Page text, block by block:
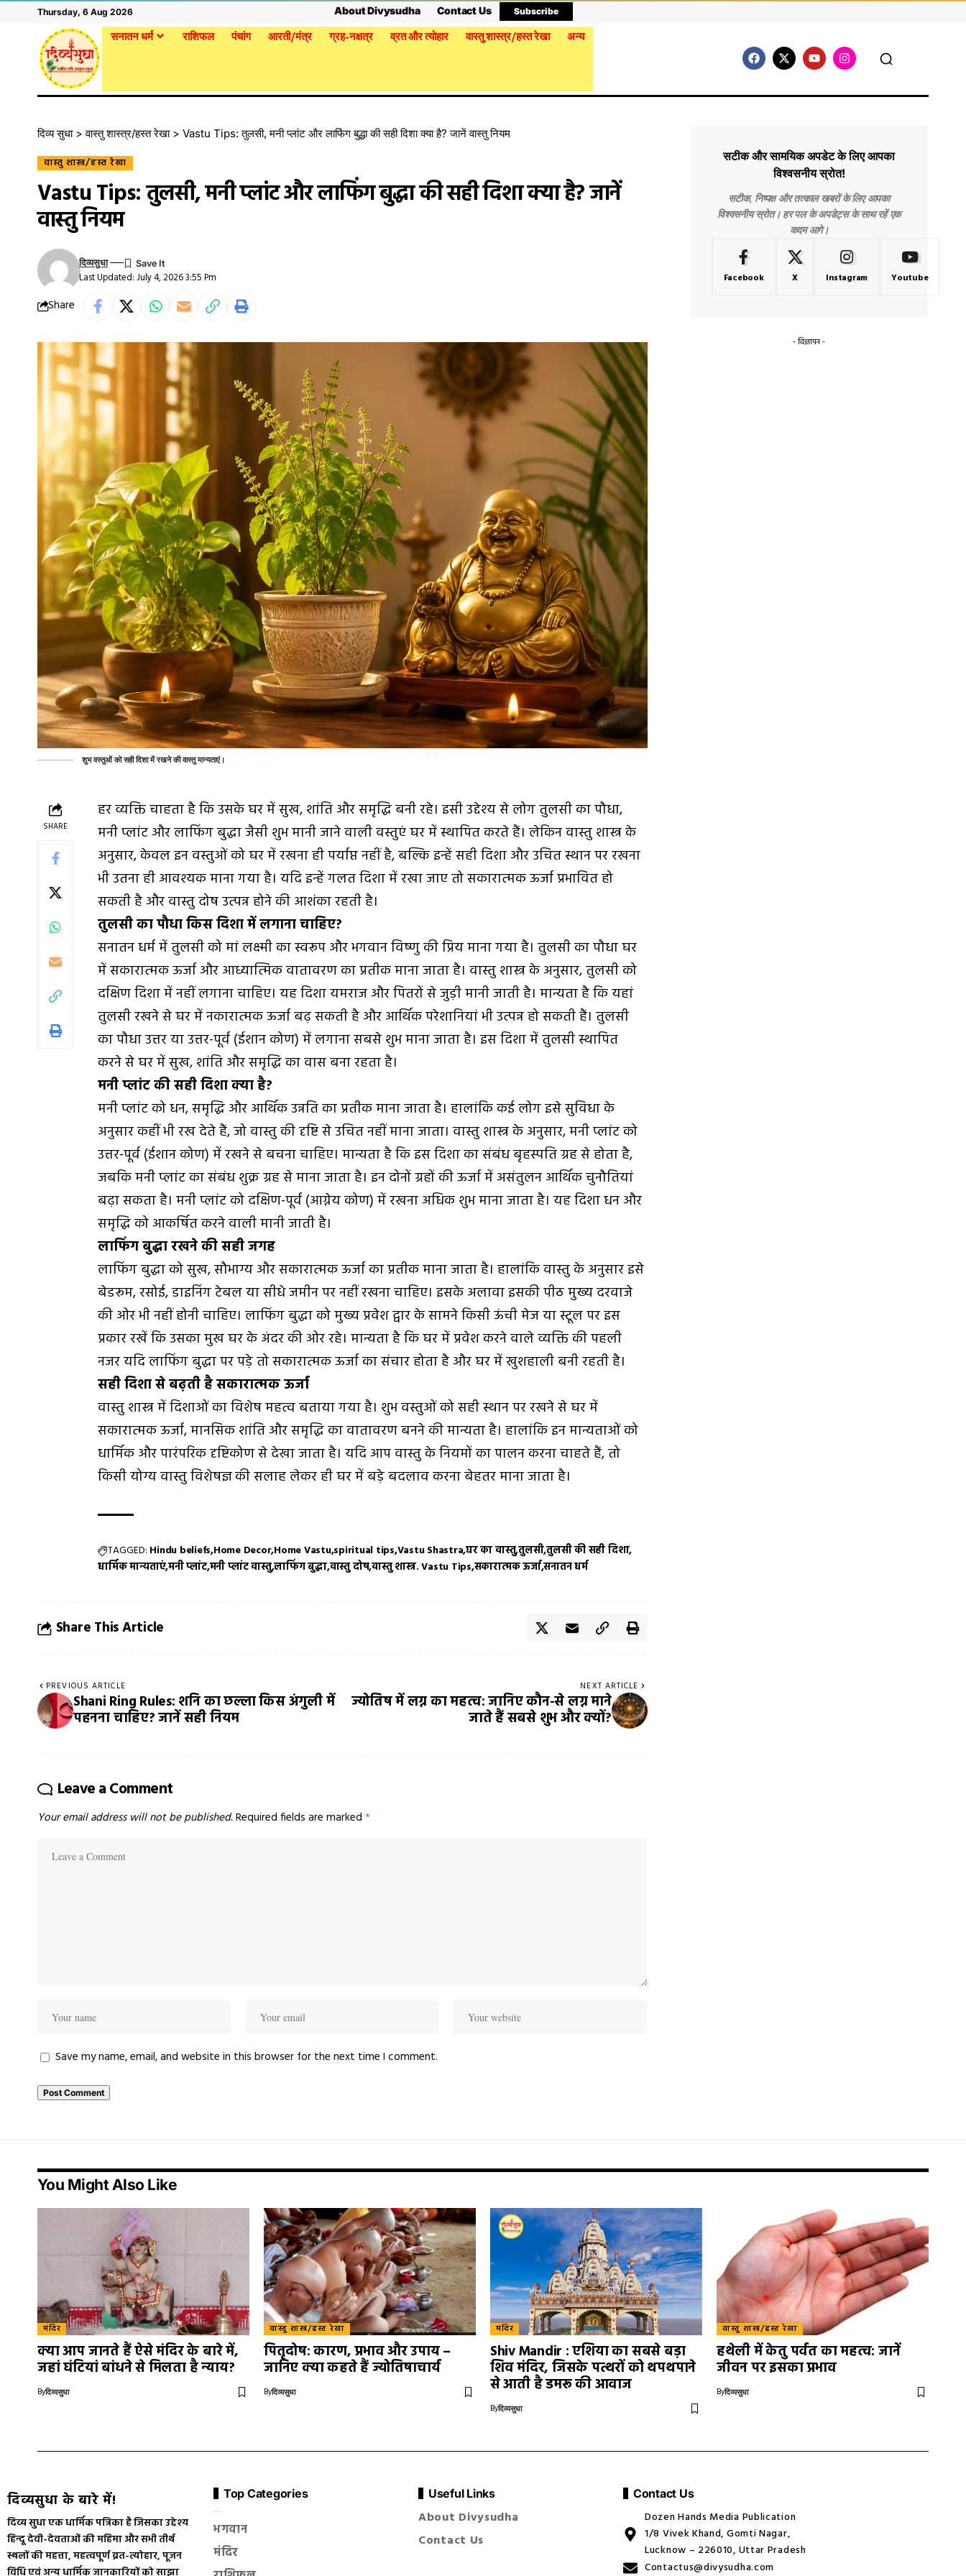
Thursday, 6 Aug 2026 About Divysudha Contact Us Subscribe
सनातन धर्म राशिफल पंचांग आरती/मंत्र ग्रह-नक्षत्र व्रत और त्योहार वास्तु शास्त्र/हस्त रेखा अन्य
दिव्य सुधा>वास्तु शास्त्र/हस्त रेखा> Vastu Tips: तुलसी, मनी प्लांट और लाफिंग बुद्धा की सही दिशा क्या है? जानें वास्तु नियम
वास्तु शास्त्र/हस्त रेखा
Vastu Tips: तुलसी, मनी प्लांट और लाफिंग बुद्धा की सही दिशा क्या है? जानें
वास्तु नियम
Last Updated: July 4, 2026 3:55 Pm
दिव्यसुधा
Share
शुभ वस्तुओं को सही दिशा में रखने की वास्तु मान्यताएं।
SHARE
हर व्यक्ति चाहता है कि उसके घर में सुख, शांति और समृद्धि बनी रहे। इसी उद्देश्य से लोग तुलसी का पौधा,
मनी प्लांट और लाफिंग बुद्धा जैसी शुभ मानी जाने वाली वस्तुएं घर में स्थापित करते हैं। लेकिन वास्तु शास्त्र के
अनुसार, केवल इन वस्तुओं को घर में रखना ही पर्याप्त नहीं है, बल्कि इन्हें सही दिशा और उचित स्थान पर रखना
भी उतना ही आवश्यक माना गया है। यदि इन्हें गलत दिशा में रखा जाए तो सकारात्मक ऊर्जा प्रभावित हो
सकती है और वास्तु दोष उत्पन्न होने की आशंका रहती है।
तुलसी का पौधा किस दिशा में लगाना चाहिए?
सनातन धर्म में तुलसी को मां लक्ष्मी का स्वरूप और भगवान विष्णु की प्रिय माना गया है।तुलसी का पौधाघर
में सकारात्मक ऊर्जा और आध्यात्मिक वातावरण का प्रतीक माना जाता है। वास्तु शास्त्र के अनुसार, तुलसी को
दक्षिण दिशा में नहीं लगाना चाहिए। यह दिशा यमराज और पितरों से जुड़ी मानी जाती है। मान्यता है कि यहां
तुलसी रखने से घर में नकारात्मक ऊर्जा बढ़ सकती है और आर्थिक परेशानियां भी उत्पन्न हो सकती हैं। तुलसी
का पौधा उत्तर या उत्तर-पूर्व (ईशान कोण) में लगाना सबसे शुभ माना जाता है। इस दिशा में तुलसी स्थापित
करने से घर में सुख, शांति और समृद्धि का वास बना रहता है।
मनी प्लांट की सही दिशा क्या है?
मनी प्लांट को धन, समृद्धि और आर्थिक उन्नति का प्रतीक माना जाता है। हालांकि कई लोग इसे सुविधा के
अनुसार कहीं भी रख देते हैं, जो वास्तु की दृष्टि से उचित नहीं माना जाता। वास्तु शास्त्र के अनुसार, मनी प्लांट को
उत्तर-पूर्व (ईशान कोण) में रखने से बचना चाहिए। मान्यता है कि इस दिशा का संबंध बृहस्पति ग्रह से होता है,
जबकि मनी प्लांट का संबंध शुक्र ग्रह से माना जाता है। इन दोनों ग्रहों की ऊर्जा में असंतुलन आर्थिक चुनौतियां
बढ़ा सकता है। मनी प्लांट को दक्षिण-पूर्व (आग्नेय कोण) में रखना अधिक शुभ माना जाता है। यह दिशा धन और
समृद्धि को आकर्षित करने वाली मानी जाती है।
लाफिंग बुद्धा रखने की सही जगह
लाफिंग बुद्धा को सुख, सौभाग्य और सकारात्मक ऊर्जा का प्रतीक माना जाता है। हालांकि वास्तु के अनुसार इसे
बेडरूम, रसोई, डाइनिंग टेबल या सीधे जमीन पर नहीं रखना चाहिए। इसके अलावा इसकी पीठ मुख्य दरवाजे
की ओर भी नहीं होनी चाहिए। लाफिंग बुद्धा को मुख्य प्रवेश द्वार के सामने किसी ऊंची मेज या स्टूल पर इस
प्रकार रखें कि उसका मुख घर के अंदर की ओर रहे। मान्यता है कि घर में प्रवेश करने वाले व्यक्ति की पहली
नजर यदि लाफिंग बुद्धा पर पड़े तो सकारात्मक ऊर्जा का संचार होता है और घर में खुशहाली बनी रहती है।
सही दिशा से बढ़ती है सकारात्मक ऊर्जा
वास्तु शास्त्र में दिशाओं का विशेष महत्व बताया गया है। शुभ वस्तुओं को सही स्थान पर रखने से घर में
सकारात्मक ऊर्जा, मानसिक शांति और समृद्धि का वातावरण बनने की मान्यता है। हालांकि इन मान्यताओं को
धार्मिक और पारंपरिक दृष्टिकोण से देखा जाता है। यदि आप वास्तु के नियमों का पालन करना चाहते हैं, तो
किसी योग्य वास्तु विशेषज्ञ की सलाह लेकर ही घर में बड़े बदलाव करना बेहतर माना जाता है।
TAGGED: Hindu beliefsHome Decor Home Vastuspiritual tipsVastu Shastraघर का वास्तुतुलसीतुलसी की सही दिशा
धार्मिक मान्यताएंमनी प्लांटमनी प्लांट वास्तुलाफिंग बुद्धावास्तु दोषवास्तु शास्त्र. Vastu Tipsसकारात्मक ऊर्जासनातन धर्म
Share This Article
PREVIOUS ARTICLE
Shani Ring Rules: शनि का छल्ला किस अंगुली में
पहनना चाहिए? जानें सही नियम
NEXT ARTICLE
ज्योतिष में लग्न का महत्व: जानिए कौन-से लग्न माने
जाते हैं सबसे शुभ और क्यों?
Leave a Comment
Your email address will not be published.Required fields are marked *
Save my name, email, and website in this browser for the next time I comment.
सटीक और सामयिक अपडेट के लिए आपका
विश्वसनीय स्रोत!
सटीक, निष्पक्ष और तत्काल खबरों के लिए आपका
विश्वसनीय स्रोत। हर पल के अपडेट्स के साथ रहें एक
कदम आगे।
Facebook X Instagram Youtube
- विज्ञापन -
You Might Also Like
मंदिर
क्या आप जानते हैं ऐसे मंदिर के बारे में,
जहां घंटियां बांधने से मिलता है न्याय?
Byदिव्यसुधा
वास्तु शास्त्र/हस्त रेखा
पितृदोष: कारण, प्रभाव और उपाय –
जानिए क्या कहते हैं ज्योतिषाचार्य
Byदिव्यसुधा
मंदिर
Shiv Mandir : एशिया का सबसे बड़ा
शिव मंदिर, जिसके पत्थरों को थपथपाने
से आती है डमरू की आवाज
Byदिव्यसुधा
वास्तु शास्त्र/हस्त रेखा
हथेली में केतु पर्वत का महत्व: जानें
जीवन पर इसका प्रभाव
Byदिव्यसुधा
दिव्यसुधा के बारे में!
दिव्य सुधा एक धार्मिक पत्रिका है जिसका उद्देश्य
हिन्दू देवी-देवताओं की महिमा और सभी तीर्थ
स्थलों की महत्ता, महत्वपूर्ण व्रत-त्योहार, पूजन
Top Categories
भगवान
मंदिर
Useful Links
About Divysudha
Contact Us
Contact Us
Dozen Hands Media Publication
1/8 Vivek Khand, Gomti Nagar,
Lucknow – 226010, Uttar Pradesh
Contactus@divysudha.com